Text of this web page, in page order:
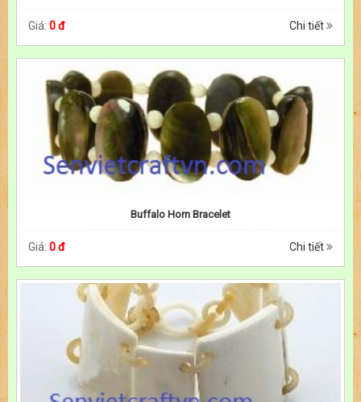
Giá: 0 đ Chi tiết
Buffalo Horn Bracelet
Giá: 0 đ Chi tiết